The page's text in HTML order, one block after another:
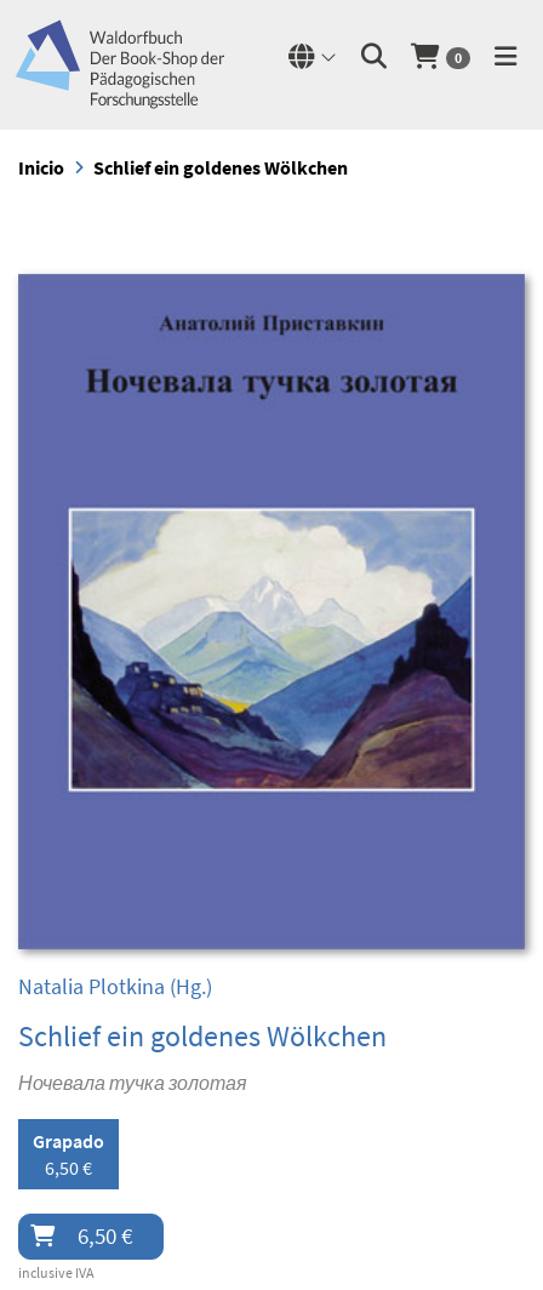
0
Inicio Schlief ein goldenes Wölkchen
Natalia Plotkina (Hg.)
Schlief ein goldenes Wölkchen
Ночевала тучка золотая
Grapado
6,50 €
6,50 €
inclusive IVA